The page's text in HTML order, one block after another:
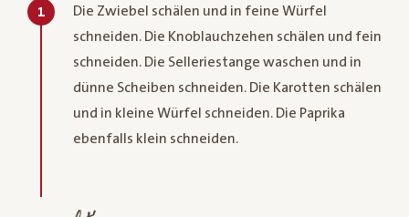
1
Die Zwiebel schälen und in feine Würfel
schneiden. Die Knoblauchzehen schälen und fein
schneiden. Die Selleriestange waschen und in
dünne Scheiben schneiden. Die Karotten schälen
und in kleine Würfel schneiden. Die Paprika
ebenfalls klein schneiden.